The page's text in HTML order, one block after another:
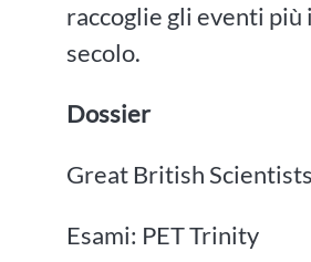
raccoglie gli eventi
secolo.
Dossier
Great British
Esami: PET Trinity